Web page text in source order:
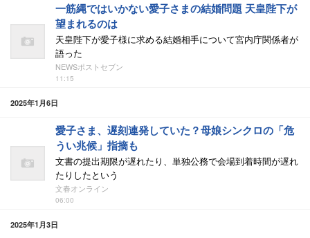
一筋縄ではいかない愛子さまの結婚問題 天皇陛下が
望まれるのは
天皇陛下が愛子様に求める結婚相手について宮内庁関係者が
語った
NEWSポストセブン
11:15
2025年1月6日
愛子さま、遅刻連発していた？母娘シンクロの「危
うい兆候」指摘も
文書の提出期限が遅れたり、単独公務で会場到着時間が遅れ
たりしたという
文春オンライン
06:00
2025年1月3日